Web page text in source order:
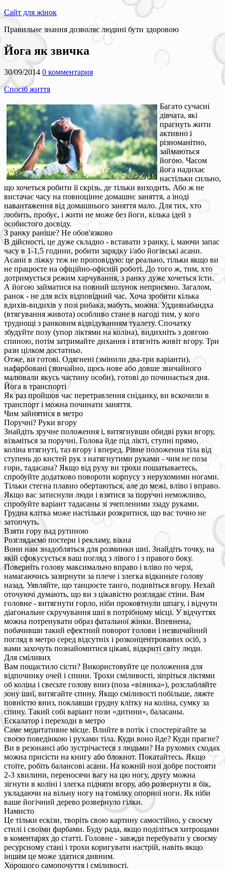
Сайт для жінок
Правильне знання дозволяє людині бути здоровою
Йога як звичка
30/09/2014 0 комментария
Спосіб життя
Багато сучасні
дівчата, які
прагнуть жити
активно і
різноманітно,
займаються
йогою. Часом
йога надихає
настільки сильно,
що хочеться робити її скрізь, де тільки виходить. Або ж не
вистачає часу на повноцінне домашнє заняття, а іноді
навантаження від домашнього заняття мало. Для тих, хто
любить, пробує, і жити не може без йоги, кілька ідей з
особистого досвіду.
З ранку раніше? Не обов'язково
В дійсності, це дуже складно - вставати з ранку, і, маючи запас
часу в 1-1,5 години, робити зарядку і/або йогівські асани.
Асани в ліжку теж не проповідую: це реально, тільки якщо ви
не працюєте на офіційно-офісній роботі. До того ж, тим, хто
дотримується режим харчування, з ранку дуже хочеться їсти.
А йогою займатися на повний шлунок неприємно. Загалом,
ранок - не для всіх відповідний час. Хоча зробити кілька
вдихів-видихів у позі рибака, мабуть, можна. Уддиянабандха
(втягування живота) особливо стане в нагоді тим, у кого
труднощі з ранковим відвідуванням туалету. Спочатку
збудуйте позу (упор ліктями на коліна), видихніть з довгою
спиною, потім затримайте дихання і втягніть живіт вгору. Три
рази цілком достатньо.
Отже, ви готові. Одягнені (змінили два-три варіанти),
нафарбовані (звичайно, щось нове або довше звичайного
малювали якусь частину особи), готові до починається дня.
Йога в транспорті
Як раз пройшов час перетравлення сніданку, ви вскочили в
транспорт і можна починати заняття.
Чим зайнятися в метро
Поручні? Руки вгору
Знайдіть зручне положення і, витягнувши обидві руки вгору,
візьміться за поручні. Голова йде під лікті, ступні прямо,
коліна втягнуті, таз вгору і вперед. Рівне положення тіла від
ступень до кистей рук з натягнутими руками - чим не поза
гори, тадасана? Якщо від руху ви трохи пошатываетесь,
спробуйте додатково повороти корпусу з нерухомими ногами.
Тільки стегна плавно обертаються, але до межі, вліво і вправо.
Якщо вас затиснули люди і взятися за поручні неможливо,
спробуйте варіант тадасаны зі зчепленими ззаду руками.
Грудна клітка може настільки розкритися, що вас точно не
затопчуть.
Взяти гору над рутиною
Розглядаємо постери і рекламу, вікна
Вони нам знадобляться для розминки шиї. Знайдіть точку, на
якій сфокусується ваш погляд з лівого і з правого боку.
Поверніть голову максимально вправо і вліво по черзі,
намагаючись зазирнути за плече і злегка відкиньте голову
назад. Уявляйте, що танцюєте танго, подивіться вгору. Нехай
оточуючі думають, що ви з цікавістю розглядає стіни. Вам
головне - витягнути горло, ніби проковтнули шпагу, і відчути
діагональне скручування шиї в потрібному місці. У відчуттях
можна потренувати образ фатальної жінки. Впевнена,
побачивши такий ефектний поворот голови і незвичайний
погляд в метро серед відсутніх і розконцентрованих осіб, з
вами захочуть познайомитися цікаві, відкриті світу люди.
Для сміливих
Вам пощастило сісти? Використовуйте це положення для
відпочинку очей і спини. Трохи сміливості, зіпріться ліктями
об коліна і свесьте голову вниз (поза «візника»), розслабляйте
зону шиї, витягайте спину. Якщо сміливості побільше, ляжте
повністю вниз, поклавши грудну клітку на коліна, сумку за
спину. Такий собі варіант пози «дитини», баласаны.
Ескалатор і переходи в метро
Саме медитативне місце. Влийте в потік і спостерігайте за
своєю поведінкою і рухами тіла. Куди воно йде? Куди прагне?
Ви в резонансі або зустрічаєтеся з людьми? На рухомих сходах
можна присісти на книгу або блокнот. Покатайтесь. Якщо
стоїте, робіть балансові асани. На кожній нозі добре постояти
2-3 хвилини, переносячи вагу на цю ногу, другу можна
зігнути в коліні і злегка підняти вгору, або розвернути в бік,
укладаючи на вільну ногу на гомілку опорної ноги. Як ніби
ваше йогічний дерево розвернуло гілки.
Намисто
Це тільки ескізи, творіть свою картину самостійно, у своєму
стилі і своїми фарбами. Буду рада, якщо поділіться хитрощами
в коментарях до статті. Головне - завжди перебувати у своєму
ресурсному стані і трохи коригувати настрій, навіть якщо
іншим це може здатися дивним.
Хорошого самопочуття і сміливості.